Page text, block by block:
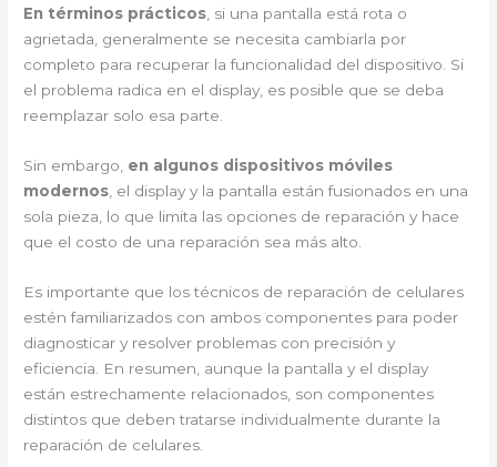
En términos prácticos , si una pantalla está rota o
agrietada, generalmente se necesita cambiarla por
completo para recuperar la funcionalidad del dispositivo. Si
el problema radica en el display, es posible que se deba
reemplazar solo esa parte.
Sin embargo, en algunos dispositivos móviles
modernos , el display y la pantalla están fusionados en una
sola pieza, lo que limita las opciones de reparación y hace
que el costo de una reparación sea más alto.
Es importante que los técnicos de reparación de celulares
estén familiarizados con ambos componentes para poder
diagnosticar y resolver problemas con precisión y
eficiencia. En resumen, aunque la pantalla y el display
están estrechamente relacionados, son componentes
distintos que deben tratarse individualmente durante la
reparación de celulares.